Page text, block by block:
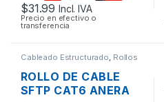
$31.99 Incl. IVA
Precio en efectivo o
transferencia
Cableado Estructurado Rollos
ROLLO DE CABLE
SFTP CAT6 ANERA